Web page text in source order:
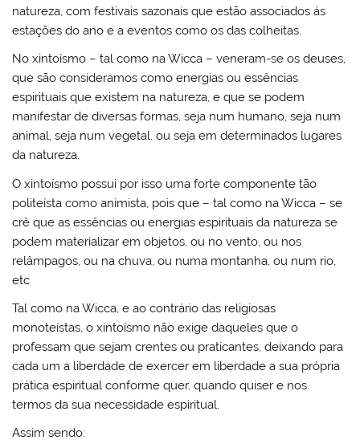
natureza, com festivais sazonais que estão associados ás
estações do ano e a eventos como os das colheitas.
No xintoísmo – tal como na Wicca – veneram-se os deuses,
que são consideramos como energias ou essências
espirituais que existem na natureza, e que se podem
manifestar de diversas formas, seja num humano, seja num
animal, seja num vegetal, ou seja em determinados lugares
da natureza.
O xintoísmo possui por isso uma forte componente tão
politeísta como animista, pois que – tal como na Wicca – se
crê que as essências ou energias espirituais da natureza se
podem materializar em objetos, ou no vento, ou nos
relâmpagos, ou na chuva, ou numa montanha, ou num rio,
etc
Tal como na Wicca, e ao contrário das religiosas
monoteístas, o xintoísmo não exige daqueles que o
professam que sejam crentes ou praticantes, deixando para
cada um a liberdade de exercer em liberdade a sua própria
prática espiritual conforme quer, quando quiser e nos
termos da sua necessidade espiritual.
Assim sendo: